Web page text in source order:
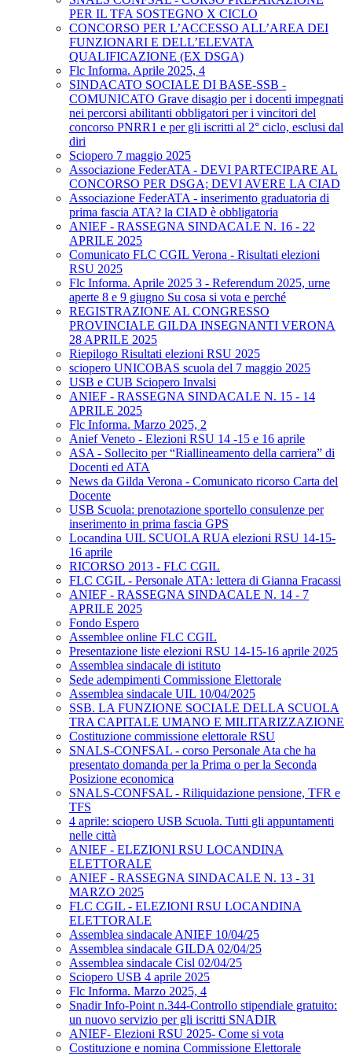
PER IL TFA SOSTEGNO X CICLO
CONCORSO PER L’ACCESSO ALL’AREA DEI
FUNZIONARI E DELL’ELEVATA
QUALIFICAZIONE (EX DSGA)
Flc Informa. Aprile 2025, 4
SINDACATO SOCIALE DI BASE-SSB -
COMUNICATO Grave disagio per i docenti impegnati
nei percorsi abilitanti obbligatori per i vincitori del
concorso PNRR1 e per gli iscritti al 2° ciclo, esclusi dal
diri
Sciopero 7 maggio 2025
Associazione FederATA - DEVI PARTECIPARE AL
CONCORSO PER DSGA; DEVI AVERE LA CIAD
Associazione FederATA - inserimento graduatoria di
prima fascia ATA? la CIAD è obbligatoria
ANIEF - RASSEGNA SINDACALE N. 16 - 22
APRILE 2025
Comunicato FLC CGIL Verona - Risultati elezioni
RSU 2025
Flc Informa. Aprile 2025 3 - Referendum 2025, urne
aperte 8 e 9 giugno Su cosa si vota e perché
REGISTRAZIONE AL CONGRESSO
PROVINCIALE GILDA INSEGNANTI VERONA
28 APRILE 2025
Riepilogo Risultati elezioni RSU 2025
sciopero UNICOBAS scuola del 7 maggio 2025
USB e CUB Sciopero Invalsi
ANIEF - RASSEGNA SINDACALE N. 15 - 14
APRILE 2025
Flc Informa. Marzo 2025, 2
Anief Veneto - Elezioni RSU 14 -15 e 16 aprile
ASA - Sollecito per “Riallineamento della carriera” di
Docenti ed ATA
News da Gilda Verona - Comunicato ricorso Carta del
Docente
USB Scuola: prenotazione sportello consulenze per
inserimento in prima fascia GPS
Locandina UIL SCUOLA RUA elezioni RSU 14-15-
16 aprile
RICORSO 2013 - FLC CGIL
FLC CGIL - Personale ATA: lettera di Gianna Fracassi
ANIEF - RASSEGNA SINDACALE N. 14 - 7
APRILE 2025
Fondo Espero
Assemblee online FLC CGIL
Presentazione liste elezioni RSU 14-15-16 aprile 2025
Assemblea sindacale di istituto
Sede adempimenti Commissione Elettorale
Assemblea sindacale UIL 10/04/2025
SSB. LA FUNZIONE SOCIALE DELLA SCUOLA
TRA CAPITALE UMANO E MILITARIZZAZIONE
Costituzione commissione elettorale RSU
SNALS-CONFSAL - corso Personale Ata che ha
presentato domanda per la Prima o per la Seconda
Posizione economica
SNALS-CONFSAL - Riliquidazione pensione, TFR e
TFS
4 aprile: sciopero USB Scuola. Tutti gli appuntamenti
nelle città
ANIEF - ELEZIONI RSU LOCANDINA
ELETTORALE
ANIEF - RASSEGNA SINDACALE N. 13 - 31
MARZO 2025
FLC CGIL - ELEZIONI RSU LOCANDINA
ELETTORALE
Assemblea sindacale ANIEF 10/04/25
Assemblea sindacale GILDA 02/04/25
Assemblea sindacale Cisl 02/04/25
Sciopero USB 4 aprile 2025
Flc Informa. Marzo 2025, 4
Snadir Info-Point n.344-Controllo stipendiale gratuito:
un nuovo servizio per gli iscritti SNADIR
ANIEF- Elezioni RSU 2025- Come si vota
Costituzione e nomina Commissione Elettorale